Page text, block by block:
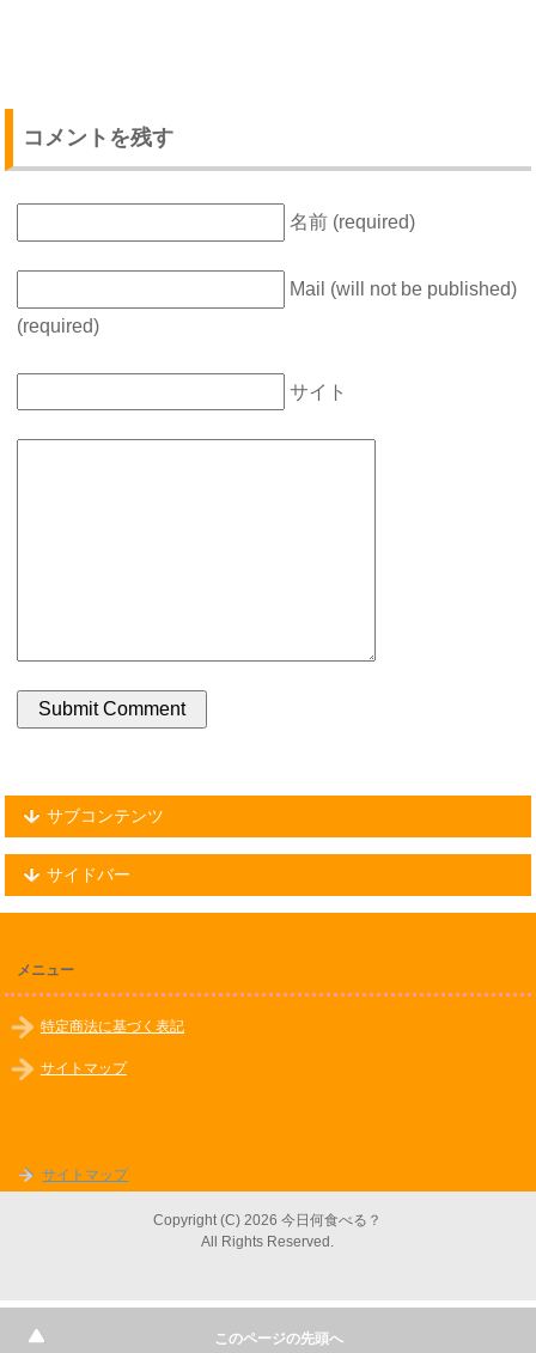
コメントを残す
名前 (required)
Mail (will not be published)
(required)
サイト
サブコンテンツ
サイドバー
メニュー
特定商法に基づく表記
サイトマップ
サイトマップ
Copyright (C) 2026 今日何食べる？
All Rights Reserved.
このページの先頭へ